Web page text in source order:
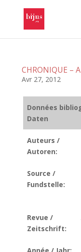
CHRONIQUE –
Avr 27, 2012
Données
Daten
Auteurs /
Autoren:
Source /
Fundstelle:
Revue /
Zeitschrift: